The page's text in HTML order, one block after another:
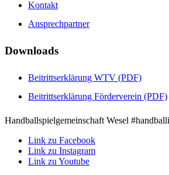
Kontakt
Ansprechpartner
Downloads
Beitrittserklärung WTV (PDF)
Beitrittserklärung Förderverein (PDF)
Handballspielgemeinschaft Wesel
Link zu Facebook
Link zu Instagram
Link zu Youtube